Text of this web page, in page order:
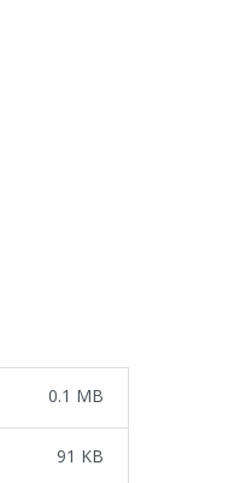
0.1 MB
91 KB